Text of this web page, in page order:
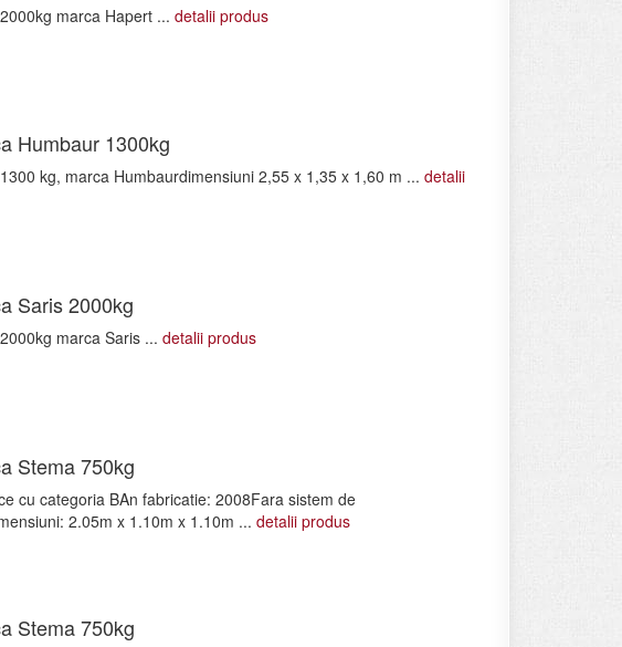
marca Hapert ...detalii produs
Humbaur 1300kg
kg, marca Humbaurdimensiuni 2,55 x 1,35 x 1,60 m ...detalii
Saris 2000kg
marca Saris ...detalii produs
Stema 750kg
cu categoria BAn fabricatie: 2008Fara sistem de
2.05m x 1.10m x 1.10m ...detalii produs
Stema 750kg